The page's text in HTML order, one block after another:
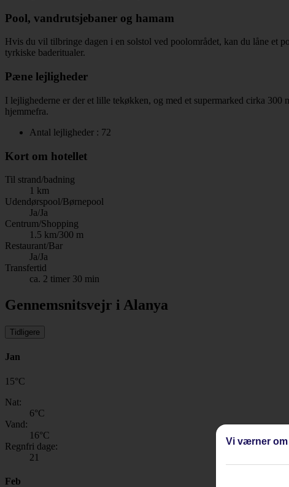
Pool, vandrutsjebaner og hamam
Hvis du vil tilbringe dagen i en solstol ved poolområdet, kan du låne et
tyrkiske baderitualer.
Pæne lejligheder
I lejlighederne er der et lille tekøkken, og med et supermarked cirka
hjemmefra.
Antal lejligheder : 72
Kort om hotellet
Til strand/badning
1 km
Udendørspool/Børnepool
Ja/Ja
Centrum/Shopping
1.5 km/300 m
Restaurant/Bar
Ja/Ja
Transfertid
ca. 2 timer 30 min
Gennemsnitsvejr i Alanya
Tidligere
Jan
15°C
Nat:
6°C
Vand:
16°C
Regnfri dage:
21
Feb
Vi værner